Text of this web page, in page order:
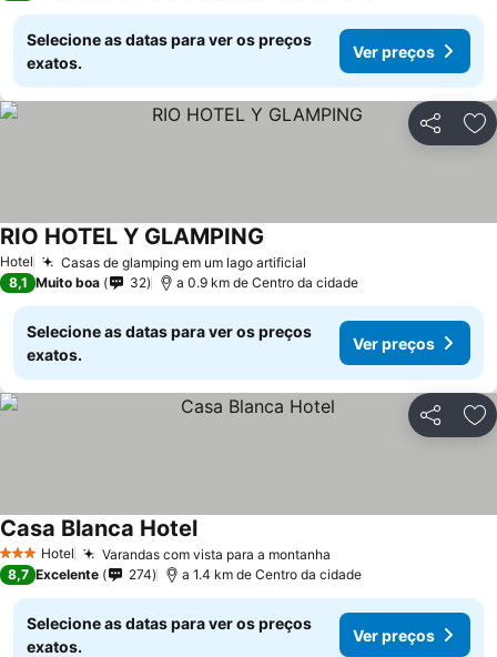
Selecione as datas para ver os preços
exatos.
Ver preços
Partilhar
Hotel Casas de glamping em um lago artificial
RIO HOTEL Y GLAMPING
8,1 Muito boa 32 a 0.9 km de Centro da cidade
Selecione as datas para ver os preços
exatos.
Ver preços
Partilhar
3 EstrelasHotel Varandas com vista para a montanha
Casa Blanca HotelVer preços
8,7 Excelente 274 a 1.4 km de Centro da cidade
Selecione as datas para ver os preços
exatos.
Ver preços